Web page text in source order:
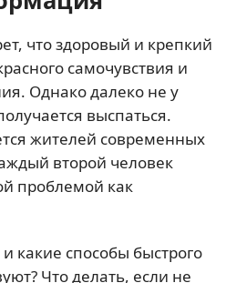
что здоровый и крепкий
самочувствия и
Однако далеко не у
выспаться.
жителей современных
второй человек
проблемой как
какие способы быстрого
Что делать, если не